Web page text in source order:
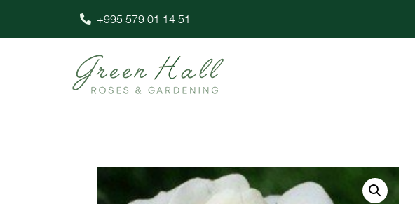
+995 579 01 14 51